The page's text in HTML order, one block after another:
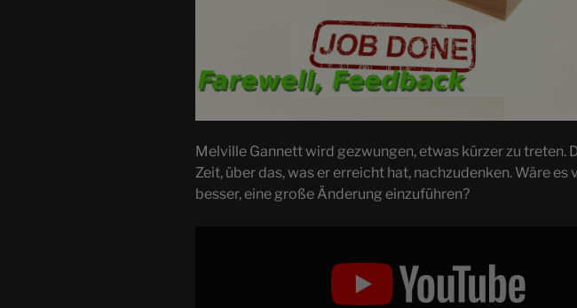
Melville Gannett wird gezwungen, etwas kürzer zu treten.
Zeit, über das, was er erreicht hat, nachzudenken. Wäre es
besser, eine große Änderung einzuführen?